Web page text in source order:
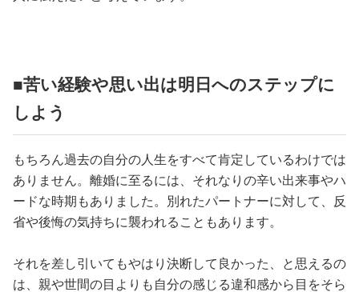
■苦い経験や思い出は明日へのステップに
しよう
もちろん過去の自分の人生をすべて肯定しているわけでは
ありません。離婚に至るには、それなりの辛い出来事やハ
ードな時期もありました。別れたパートナーに対して、反
省や後悔の気持ちに襲われることもあります。
それを差し引いてもやはり決断して良かった、と思えるの
は、親や世間の目よりも自分の感じる違和感から目をそら